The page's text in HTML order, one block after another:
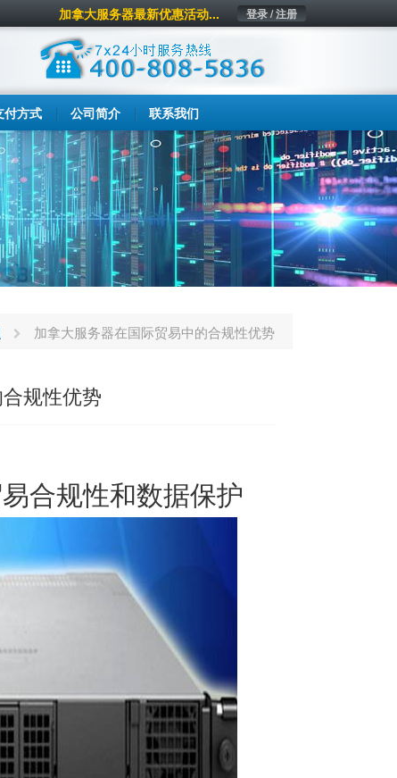
登录 / 注册
加拿大服务器最新优惠活动...
付方式 公司简介 联系我们
加拿大服务器在国际贸易中的合规性优势
规性优势
合规性和数据保护